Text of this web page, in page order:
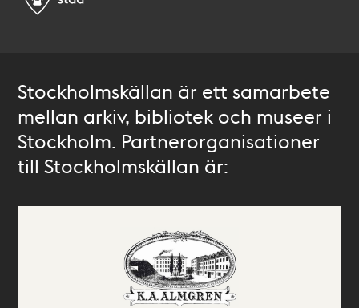
Stockholmskällan är ett samarbete
mellan arkiv, bibliotek och museer i
Stockholm. Partnerorganisationer
till Stockholmskällan är: